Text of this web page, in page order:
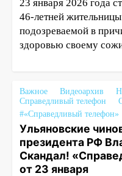
23 января 2026 года
46-летней
подозреваемой в
здоровью своему
Важное Видеоархив
Справедливый телефон
#«Справедливый телефон»
Ульяновские
президента РФ
Скандал!
от 23 января